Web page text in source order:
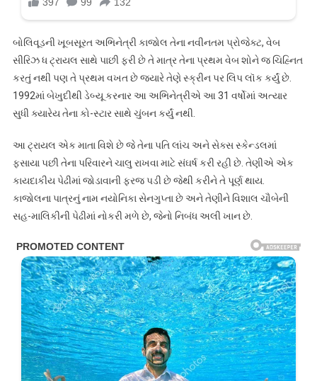
બોલિવૂડની ખૂબસૂરત અભિનેત્રી કાજોલ તેના નવીનતમ પ્રોજેક્ટ, વેબ
સીરિઝ ધ ટ્રાયલ સાથે પાછી ફરી છે તે માત્ર તેના પ્રથમ વેબ શોને જ ચિહ્નિત
કરતું નથી પણ તે પ્રથમ વખત છે જ્યારે તેણે સ્ક્રીન પર લિપ લૉક કર્યું છે.
1992માં બેખુદીથી ડેબ્યૂ કરનાર આ અભિનેત્રીએ આ 31 વર્ષોમાં અત્યાર
સુધી ક્યારેય તેના કો-સ્ટાર સાથે ચુંબન કર્યું નથી.
આ ટ્રાયલ એક માતા વિશે છે જે તેના પતિ લાંચ અને સેક્સ સ્કેન્ડલમાં
ફસાયા પછી તેના પરિવારને ચાલુ રાખવા માટે સંઘર્ષ કરી રહી છે. તેણીએ એક
કાયદાકીય પેઢીમાં જોડાવાની ફરજ પડી છે જેથી કરીને તે પૂર્ણ થાય.
કાજોલના પાત્રનું નામ નયોનિકા સેનગુપ્તા છે અને તેણીને વિશાલ ચૌબેની
સહ-માલિકીની પેઢીમાં નોકરી મળે છે, જેનો નિબંધ અલી ખાન છે.